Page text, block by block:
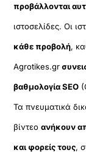
προβάλλονται
ιστοσελίδες. Οι
κάθε προβολή,
Agrotikes.gr
βαθμολογία SEO
Τα πνευματικά
βίντεοανήκουν
και φορείς τους,